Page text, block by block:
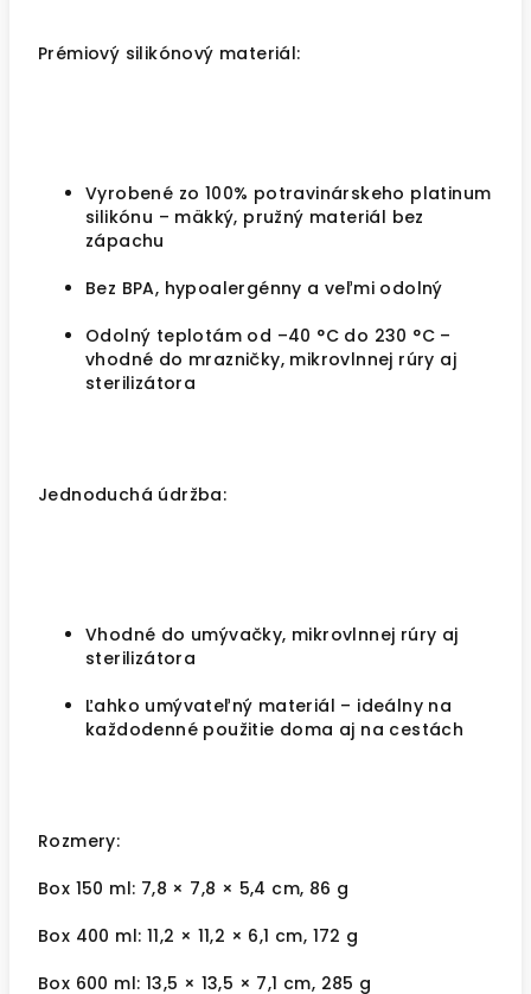
Prémiový silikónový materiál:
Vyrobené zo 100% potravinárskeho platinum
silikónu – mäkký, pružný materiál bez
zápachu
Bez BPA, hypoalergénny a veľmi odolný
Odolný teplotám od –40 °C do 230 °C –
vhodné do mrazničky, mikrovlnnej rúry aj
sterilizátora
Jednoduchá údržba:
Vhodné do umývačky, mikrovlnnej rúry aj
sterilizátora
Ľahko umývateľný materiál – ideálny na
každodenné použitie doma aj na cestách
Rozmery:
Box 150 ml: 7,8 × 7,8 × 5,4 cm, 86 g
Box 400 ml: 11,2 × 11,2 × 6,1 cm, 172 g
Box 600 ml: 13,5 × 13,5 × 7,1 cm, 285 g